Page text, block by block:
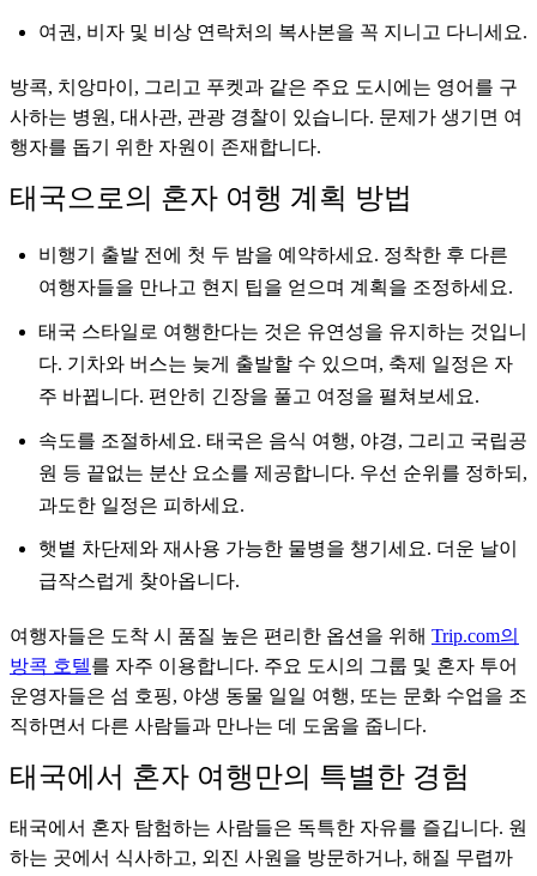
여권, 비자 및 비상 연락처의 복사본을 꼭 지니고 다니세요.
방콕, 치앙마이, 그리고 푸켓과 같은 주요 도시에는 영어를 구
사하는 병원, 대사관, 관광 경찰이 있습니다. 문제가 생기면 여
행자를 돕기 위한 자원이 존재합니다.
태국으로의 혼자 여행 계획 방법
비행기 출발 전에 첫 두 밤을 예약하세요. 정착한 후 다른
여행자들을 만나고 현지 팁을 얻으며 계획을 조정하세요.
태국 스타일로 여행한다는 것은 유연성을 유지하는 것입니
다. 기차와 버스는 늦게 출발할 수 있으며, 축제 일정은 자
주 바뀝니다. 편안히 긴장을 풀고 여정을 펼쳐보세요.
속도를 조절하세요. 태국은 음식 여행, 야경, 그리고 국립공
원 등 끝없는 분산 요소를 제공합니다. 우선 순위를 정하되,
과도한 일정은 피하세요.
햇볕 차단제와 재사용 가능한 물병을 챙기세요. 더운 날이
급작스럽게 찾아옵니다.
여행자들은 도착 시 품질 높은 편리한 옵션을 위해 Trip.com의
방콕 호텔를 자주 이용합니다. 주요 도시의 그룹 및 혼자 투어
운영자들은 섬 호핑, 야생 동물 일일 여행, 또는 문화 수업을 조
직하면서 다른 사람들과 만나는 데 도움을 줍니다.
태국에서 혼자 여행만의 특별한 경험
태국에서 혼자 탐험하는 사람들은 독특한 자유를 즐깁니다. 원
하는 곳에서 식사하고, 외진 사원을 방문하거나, 해질 무렵까